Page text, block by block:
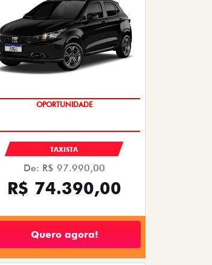
OPORTUNIDADE
TAXISTA
De: R$ 97.990,00
R$ 74.390,00
Quero agora!